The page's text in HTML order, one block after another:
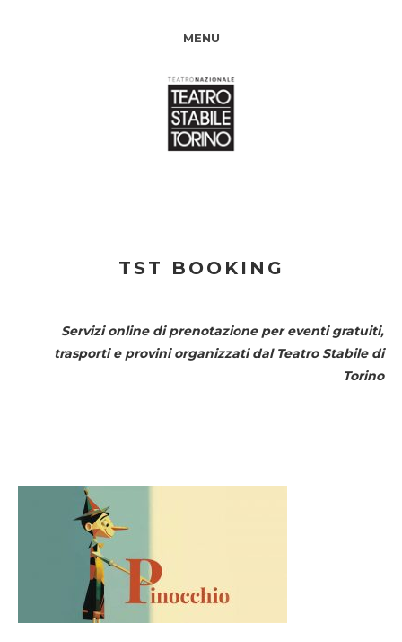
MENU
TST BOOKING
Servizi online di prenotazione per eventi gratuiti,
trasporti e provini organizzati dal Teatro Stabile di
Torino